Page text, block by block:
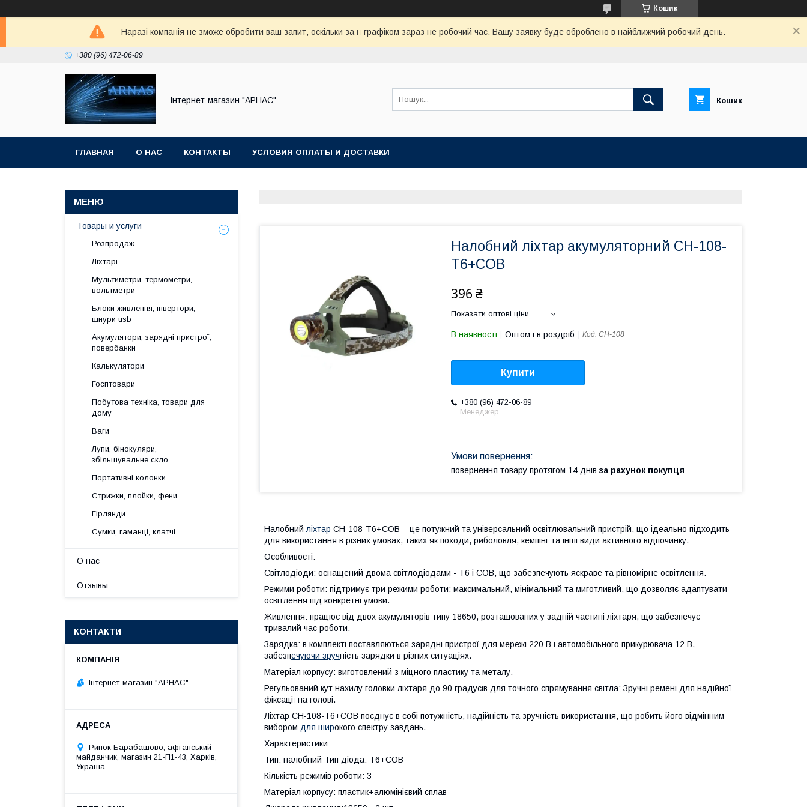
Кошик
Наразі компанія не зможе обробити ваш запит, оскільки за її графіком зараз не робочий час. Вашу заявку буде оброблено в найближчий робочий день.
+380 (96) 472-06-89
Інтернет-магазин "АРНАС" Кошик
ГЛАВНАЯ О НАС КОНТАКТЫ УСЛОВИЯ ОПЛАТЫ И ДОСТАВКИ
Налобний ліхтар акумуляторний CH-108-
T6+COB
396 ₴
Показати оптові ціни
В наявності Оптом і в роздріб Код: CH-108
Купити
+380 (96) 472-06-89
Менеджер
повернення товару протягом 14 днів за рахунок покупця
Налобний ліхтар CH-108-T6+COB – це потужний та універсальний освітлювальний пристрій, що ідеально підходить
для використання в різних умовах, таких як походи, риболовля, кемпінг та інші види активного відпочинку.
Особливості:
Світлодіоди: оснащений двома світлодіодами - T6 і COB, що забезпечують яскраве та рівномірне освітлення.
Режими роботи: підтримує три режими роботи: максимальний, мінімальний та миготливий, що дозволяє адаптувати
освітлення під конкретні умови.
Живлення: працює від двох акумуляторів типу 18650, розташованих у задній частині ліхтаря, що забезпечує
тривалий час роботи.
Зарядка: в комплекті поставляються зарядні пристрої для мережі 220 В і автомобільного прикурювача 12 В,
забезпечуючи зручність зарядки в різних ситуаціях.
Матеріал корпусу: виготовлений з міцного пластику та металу.
Регульований кут нахилу головки ліхтаря до 90 градусів для точного спрямування світла; Зручні ремені для надійної
фіксації на голові.
Ліхтар CH-108-T6+COB поєднує в собі потужність, надійність та зручність використання, що робить його відмінним
вибором для широкого спектру завдань.
Характеристики:
Тип: налобний Тип діода: T6+COB
Кількість режимів роботи: 3
Матеріал корпусу: пластик+алюмінієвий сплав
Товары и услуги
Розпродаж
Ліхтарі
Мультиметри, термометри,
вольтметри
Блоки живлення, інвертори,
шнури usb
Акумулятори, зарядні пристрої,
повербанки
Калькулятори
Госптовари
Побутова техніка, товари для
дому
Ваги
Лупи, бінокуляри,
збільшувальне скло
Портативні колонки
Стрижки, плойки, фени
Гірлянди
Сумки, гаманці, клатчі
О нас
Отзывы
КОНТАКТИ
Інтернет-магазин "АРНАС"
Ринок Барабашово, афганський
майданчик, магазин 21-П1-43, Харків,
Україна